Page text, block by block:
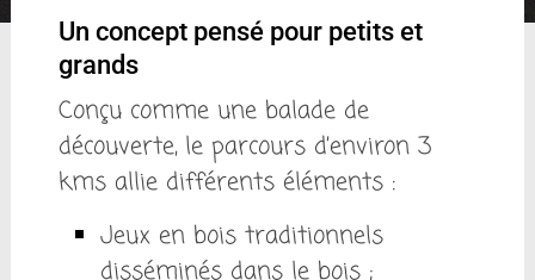
Un concept pensé pour petits et
grands
Conçu comme une balade de
découverte, le parcours d’environ 3
kms allie différents éléments :
Jeux en bois traditionnels
disséminés dans le bois ;